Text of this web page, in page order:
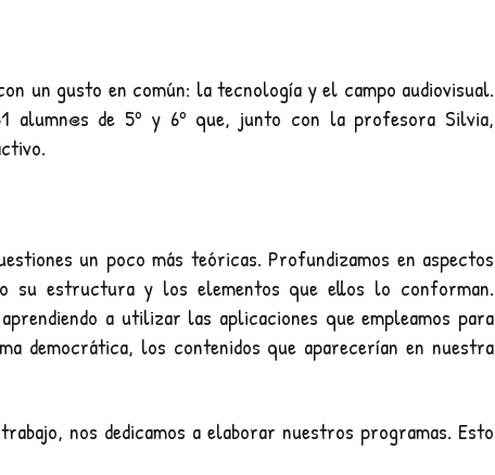
un gusto en común: la tecnología y el campo audiovisual.
alumn@s de 5º y 6º que, junto con laprofesora Silvia,
un poco más teóricas. Profundizamos en aspectos
su estructura y los elementos que ellos lo conforman.
a utilizar las aplicaciones que empleamos para
democrática, los contenidos que aparecerían en nuestra
nos dedicamos a elaborar nuestros programas. Esto